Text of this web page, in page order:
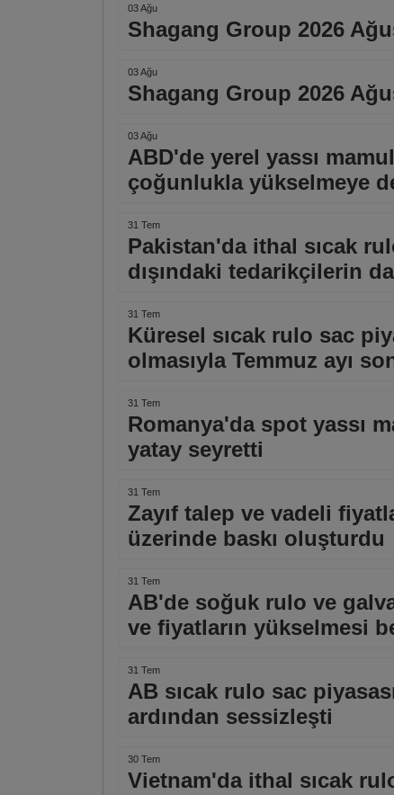
03 Ağu
Shagang Group 2026
03 Ağu
Shagang Group 2026
03 Ağu
ABD'de yerel yassı
çoğunlukla yükselmeye
31 Tem
Pakistan'da ithal sıcak
dışındaki tedarikçilerin
31 Tem
Küresel sıcak rulo sac
olmasıyla Temmuz ayı
31 Tem
Romanya'da spot yassı
yatay seyretti
31 Tem
Zayıf talep ve vadeli
üzerinde baskı oluşturdu
31 Tem
AB'de soğuk rulo ve
ve fiyatların yükselmesi
31 Tem
AB sıcak rulo sac
ardından sessizleşti
30 Tem
Vietnam'da ithal sıcak